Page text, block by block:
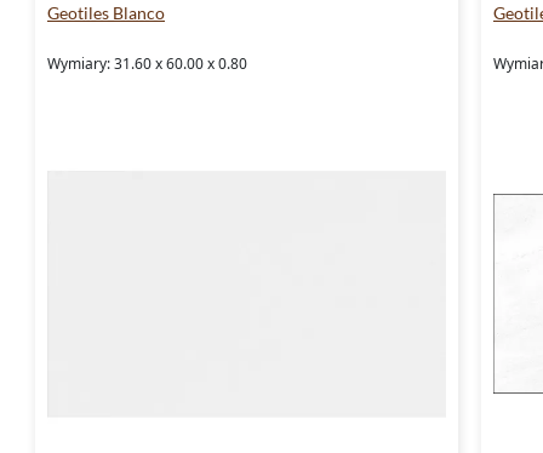
Geotiles Blanco
Wymiary: 31.60 x 60.00 x 0.80